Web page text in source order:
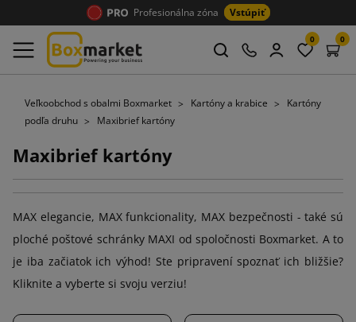
Profesionálna zóna Vstúpiť
0 0
Veľkoobchod s obalmi Boxmarket Kartóny a krabice
Kartóny
podľa druhu
Maxibrief kartóny
Maxibrief kartóny
MAX elegancie, MAX funkcionality, MAX bezpečnosti - také sú
ploché poštové schránky MAXI od spoločnosti Boxmarket. A to
je iba začiatok ich výhod! Ste pripravení spoznať ich bližšie?
Kliknite a vyberte si svoju verziu!